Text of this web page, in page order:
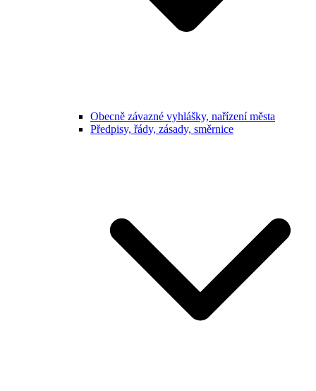
Obecně závazné vyhlášky, nařízení města
Předpisy, řády, zásady, směrnice